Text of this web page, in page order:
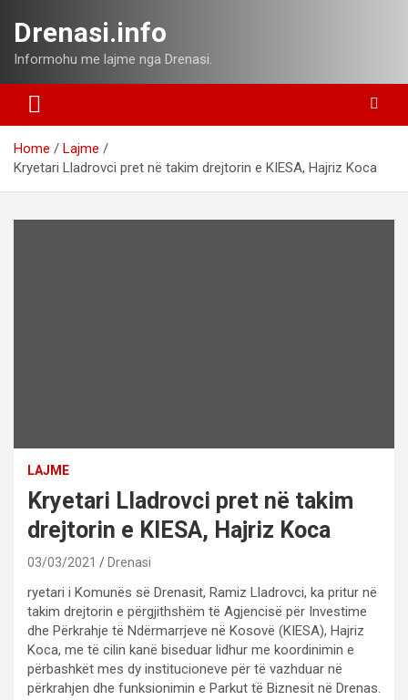
content
Drenasi.info
Informohu me lajme nga Drenasi.
Home
Lajme
Kryetari Lladrovci pret në takim drejtorin e KIESA, Hajriz Koca
LAJME
Kryetari Lladrovci pret në takim
drejtorin e KIESA, Hajriz Koca
03/03/2021 Drenasi
ryetari i Komunës së Drenasit, Ramiz Lladrovci, ka pritur në
takim drejtorin e përgjithshëm të Agjencisë për Investime
dhe Përkrahje të Ndërmarrjeve në Kosovë (KIESA), Hajriz
Koca, me të cilin kanë biseduar lidhur me koordinimin e
përbashkët mes dy institucioneve për të vazhduar në
përkrahjen dhe funksionimin e Parkut të Biznesit në Drenas.